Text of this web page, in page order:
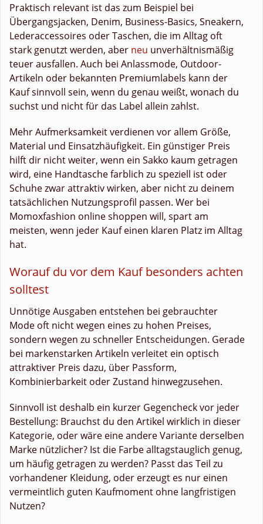
Praktisch relevant ist das zum Beispiel bei
Übergangsjacken, Denim, Business-Basics, Sneakern,
Lederaccessoires oder Taschen, die im Alltag oft
stark genutzt werden, aber neu unverhältnismäßig
teuer ausfallen. Auch bei Anlassmode, Outdoor-
Artikeln oder bekannten Premiumlabels kann der
Kauf sinnvoll sein, wenn du genau weißt, wonach du
suchst und nicht für das Label allein zahlst.
Mehr Aufmerksamkeit verdienen vor allem Größe,
Material und Einsatzhäufigkeit. Ein günstiger Preis
hilft dir nicht weiter, wenn ein Sakko kaum getragen
wird, eine Handtasche farblich zu speziell ist oder
Schuhe zwar attraktiv wirken, aber nicht zu deinem
tatsächlichen Nutzungsprofil passen. Wer bei
Momoxfashion online shoppen will, spart am
meisten, wenn jeder Kauf einen klaren Platz im Alltag
hat.
Worauf du vor dem Kauf besonders achten
solltest
Unnötige Ausgaben entstehen bei gebrauchter
Mode oft nicht wegen eines zu hohen Preises,
sondern wegen zu schneller Entscheidungen. Gerade
bei markenstarken Artikeln verleitet ein optisch
attraktiver Preis dazu, über Passform,
Kombinierbarkeit oder Zustand hinwegzusehen.
Sinnvoll ist deshalb ein kurzer Gegencheck vor jeder
Bestellung: Brauchst du den Artikel wirklich in dieser
Kategorie, oder wäre eine andere Variante derselben
Marke nützlicher? Ist die Farbe alltagstauglich genug,
um häufig getragen zu werden? Passt das Teil zu
vorhandener Kleidung, oder erzeugt es nur einen
vermeintlich guten Kaufmoment ohne langfristigen
Nutzen?